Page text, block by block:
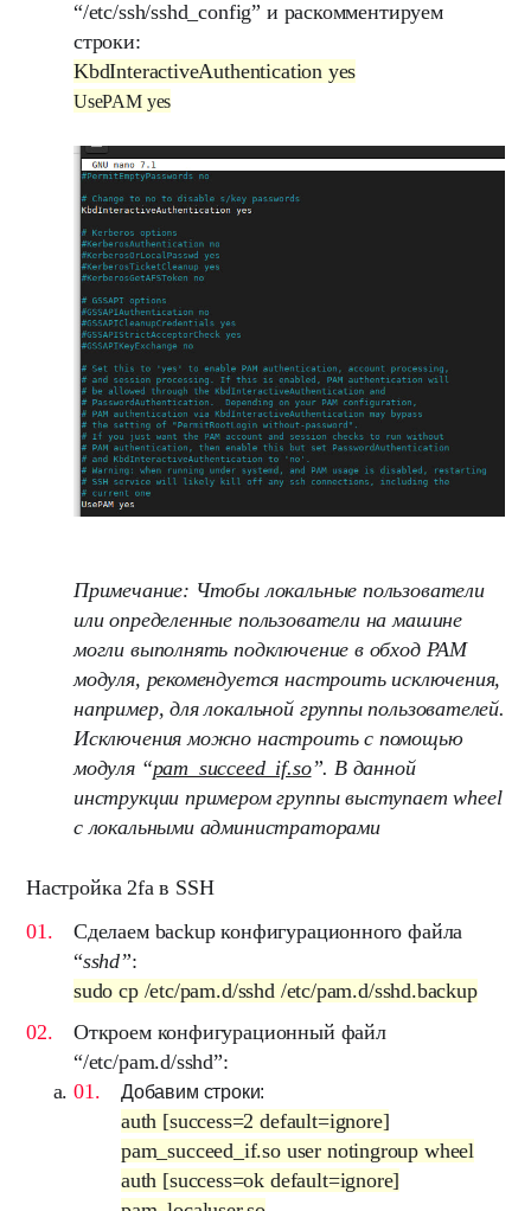
“/etc/ssh/sshd_config” и раскомментируем
строки:
KbdInteractiveAuthentication yes
UsePAM yes
Примечание: Чтобы локальные пользователи
или определенные пользователи на машине
могли выполнять подключение в обход PAM
модуля, рекомендуется настроить исключения,
например, для локальной группы пользователей.
Исключения можно настроить с помощью
модуля “pam_succeed_if.so”. В данной
инструкции примером группы выступает wheel
с локальными администраторами
Настройка 2fa в SSH
Сделаем backup конфигурационного файла
“sshd”:
sudo cp /etc/pam.d/sshd /etc/pam.d/sshd.backup
Откроем конфигурационный файл
“/etc/pam.d/sshd”:
Добавим строки:
auth [success=2 default=ignore]
pam_succeed_if.so user notingroup wheel
auth [success=ok default=ignore]